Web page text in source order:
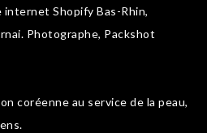
Shopify Bas-Rhin,
Photographe, Packshot
coréenne au service de la peau,
.